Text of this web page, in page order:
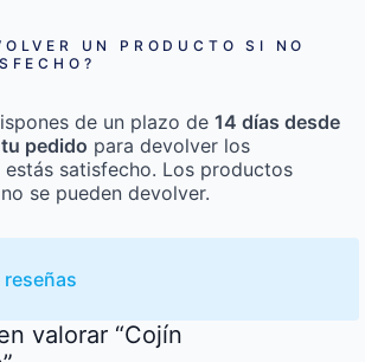
UN PRODUCTO SI NO
de un plazo de 14 días desde
pedido para devolver los
satisfecho. Los productos
se pueden devolver.
valorar “Cojín